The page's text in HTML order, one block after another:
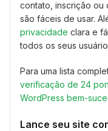
contato, inscrição ou
são fáceis de usar.
privacidade clara e
todos os seus
Para uma lista
verificação de 24
WordPress bem-
Lance seu site